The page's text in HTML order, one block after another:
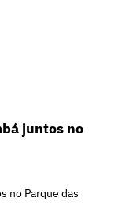
juntos no
no Parque das